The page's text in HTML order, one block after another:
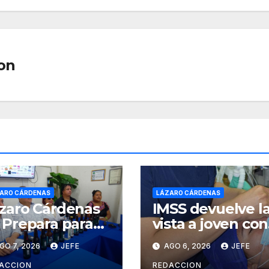
CÁRDENAS
Cárdenas
para
el Festival
de
7, 2026 JEFE
LÁZARO CÁRDENAS
IMSS devuelve
vista a joven con
catarata
congénita tras
AGO 6, 2026 JEFE
REDACCION